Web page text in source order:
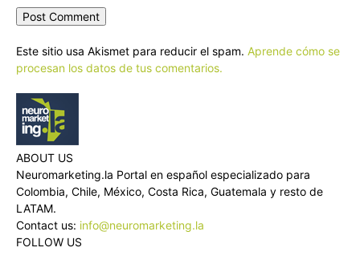
Este sitio usa Akismet para reducir el spam. Aprende cómo se
procesan los datos de tus comentarios.
ABOUT US
Neuromarketing.la Portal en español especializado para
Colombia, Chile, México, Costa Rica, Guatemala y resto de
LATAM.
Contact us: info@neuromarketing.la
FOLLOW US